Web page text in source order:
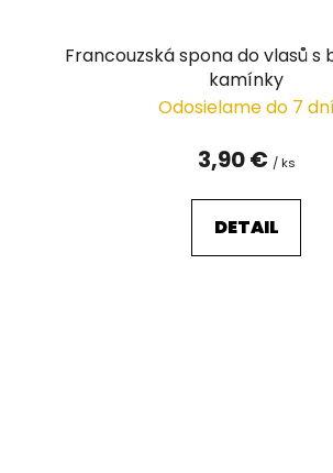
Francouzská spona do vlasů s
kamínky
Odosielame do 7
3,90 € / ks
DETAIL